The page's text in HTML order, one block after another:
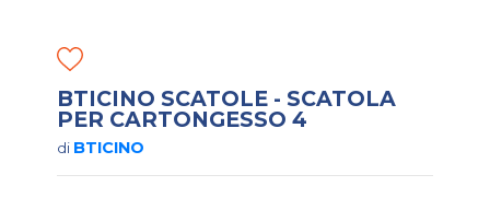
BTICINO SCATOLE - SCATOLA
PER CARTONGESSO 4
di BTICINO